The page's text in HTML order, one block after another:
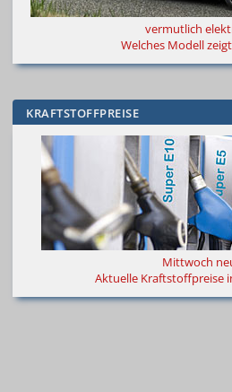
vermutlich
Welches Modell
KRAFTSTOFFPREISE
Mittwoch
Aktuelle Kraftstoffpreise